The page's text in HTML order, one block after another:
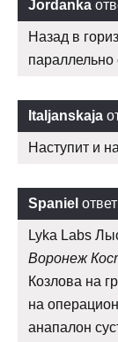
Jordanka
Назад в
параллельно
Italjanskaja
Наступит и
Spaniel
Lyka Labs
Воронеж
Козлова на
на
анапалон